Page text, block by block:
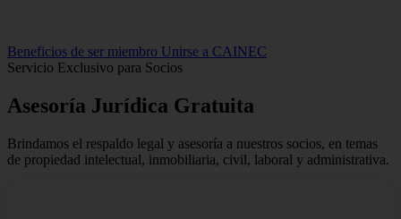
Beneficios de ser miembro Unirse a CAINEC
Servicio Exclusivo para Socios
Asesoría Jurídica Gratuita
Brindamos el respaldo legal y asesoría a nuestros socios, en temas
de propiedad intelectual, inmobiliaria, civil, laboral y administrativa.